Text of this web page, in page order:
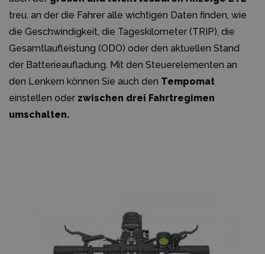
treu, an der die Fahrer alle wichtigen Daten finden, wie
die Geschwindigkeit, die Tageskilometer (TRIP), die
Gesamtlaufleistung (ODO) oder den aktuellen Stand
der Batterieaufladung. Mit den Steuerelementen an
den Lenkern können Sie auch den Tempomat
einstellen oder zwischen drei Fahrtregimen
umschalten.